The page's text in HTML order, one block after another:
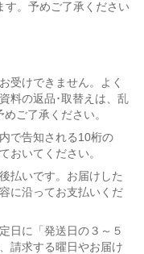
す。予めご了承ください
受けできません。よく
料の返品･取替えは、乱
ご了承ください。
で告知される10桁の
おいてください。
払いです。お届けした
に沿ってお支払いくだ
日に「発送日の３～５
請求する曜日やお届け